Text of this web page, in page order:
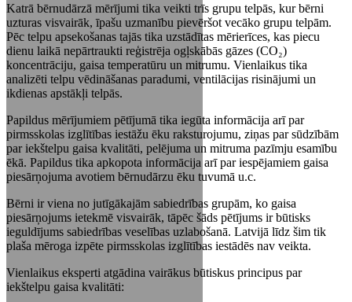
Katrā bērnudārzā mērījumi tika veikti trīs grupu telpās, kur bērni
uzturas visvairāk, īpašu uzmanību pievēršot vecāko grupu telpām.
Pēc telpu apsekošanas tajās tika uzstādītas mērierīces, kas piecu
dienu laikā nepārtraukti reģistrēja ogļskābās gāzes (CO₂)
koncentrāciju, gaisa temperatūru un mitrumu. Vienlaikus tika
analizēti telpu vēdināšanas paradumi, ventilācijas risinājumi un
ikdienas apstākļi telpās.
Papildus mērījumiem pētījumā tika iegūta informācija arī par
pirmsskolas izglītības iestāžu ēku raksturojumu, ziņas par sūdzībām
par iekštelpu gaisa kvalitāti, pelējuma un mitruma pazīmju esamību
ēkā. Papildus tika apkopota informācija arī par iespējamiem gaisa
piesārņojuma avotiem bērnudārzu ēku tuvumā u.c.
Bērni ir viena no jutīgākajām sabiedrības grupām, ko gaisa
piesārņojums ietekmē visvairāk, tāpēc šāds pētījums ir būtisks
ieguldījums sabiedrības veselības uzlabošanā. Latvijā līdz šim tik
plaša mēroga izpēte pirmsskolas izglītības iestādēs nav veikta.
Vienlaikus eksperti atgādina vairākus būtiskus principus par
iekštelpu gaisa kvalitāti: